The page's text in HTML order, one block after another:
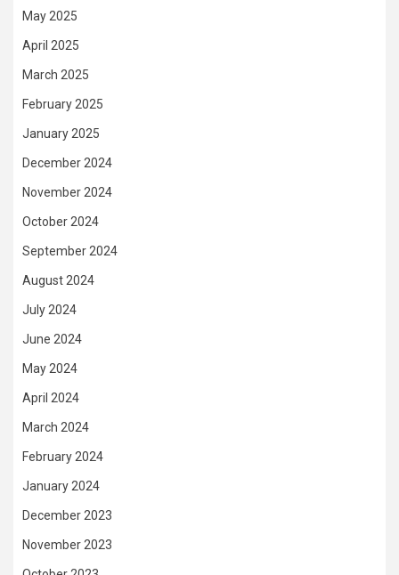
May 2025
April 2025
March 2025
February 2025
January 2025
December 2024
November 2024
October 2024
September 2024
August 2024
July 2024
June 2024
May 2024
April 2024
March 2024
February 2024
January 2024
December 2023
November 2023